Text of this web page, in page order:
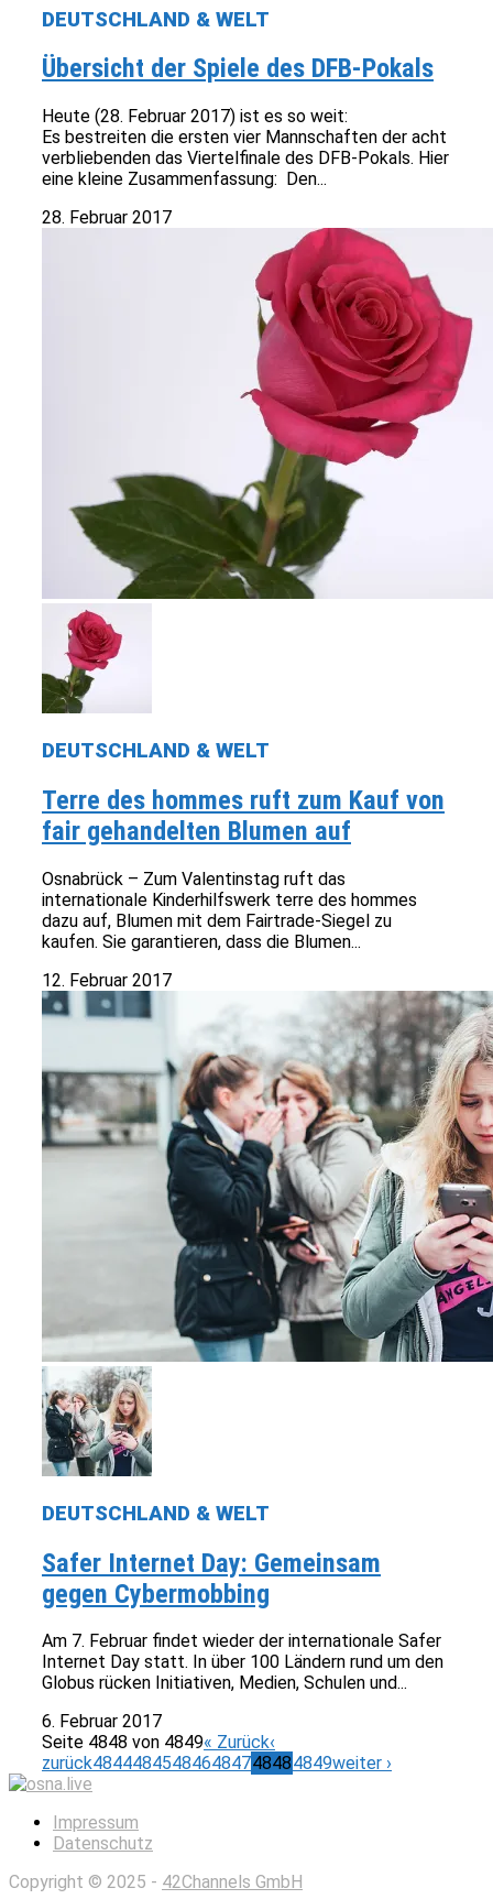
DEUTSCHLAND & WELT
Übersicht der Spiele des DFB-Pokals
Heute (28. Februar 2017) ist es so weit:
Es bestreiten die ersten vier Mannschaften der acht
verbliebenden das Viertelfinale des DFB-Pokals. Hier
eine kleine Zusammenfassung: Den...
28. Februar 2017
DEUTSCHLAND & WELT
Terre des hommes ruft zum Kauf von
fair gehandelten Blumen auf
Osnabrück – Zum Valentinstag ruft das
internationale Kinderhilfswerk terre des hommes
dazu auf, Blumen mit dem Fairtrade-Siegel zu
kaufen. Sie garantieren, dass die Blumen...
12. Februar 2017
DEUTSCHLAND & WELT
Safer Internet Day: Gemeinsam
gegen Cybermobbing
Am 7. Februar findet wieder der internationale Safer
Internet Day statt. In über 100 Ländern rund um den
Globus rücken Initiativen, Medien, Schulen und...
6. Februar 2017
Seite 4848 von 4849« Zurück‹
zurück484448454846484748484849weiter ›
Impressum
Datenschutz
Copyright © 2025 - 42Channels GmbH